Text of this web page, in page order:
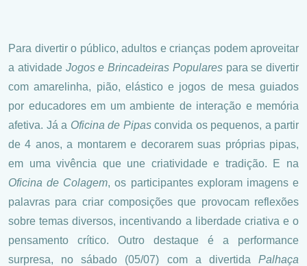
Para divertir o público, adultos e crianças podem aproveitar
a atividade Jogos e Brincadeiras Popularespara se divertir
com amarelinha, pião, elástico e jogos de mesa guiados
por educadores em um ambiente de interação e memória
afetiva. Já a Oficina de Pipasconvida os pequenos, a partir
de 4 anos, a montarem e decorarem suas próprias pipas,
em uma vivência que une criatividade e tradição. E na
Oficina de Colagem, os participantes exploram imagens e
palavras para criar composições que provocam reflexões
sobre temas diversos, incentivando a liberdade criativa e o
pensamento crítico. Outro destaque é a performance
surpresa, no sábado (05/07) com a divertida Palhaça